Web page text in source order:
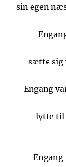
sin egen
sætte sig
Engang
lytte til
Engang